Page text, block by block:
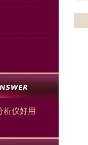
析仪好用